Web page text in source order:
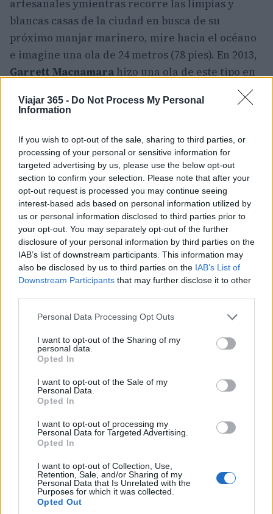
Viajar 365 - Do Not Process My Personal
Information
If you wish to opt-out of the sale, sharing to third parties, or
processing of your personal or sensitive information for
targeted advertising by us, please use the below opt-out
section to confirm your selection. Please note that after your
opt-out request is processed you may continue seeing
interest-based ads based on personal information utilized by
us or personal information disclosed to third parties prior to
your opt-out. You may separately opt-out of the further
disclosure of your personal information by third parties on the
IAB’s list of downstream participants. This information may
also be disclosed by us to third parties on the IAB’s List of
Downstream Participants that may further disclose it to other
Please note that this website/app uses one or more Google
not limited to your visit or usage behaviour. You may click to
grant or deny consent to Google and its third-party tags to
use your data for below specified purposes in below Google
consent section.
Personal Data Processing Opt Outs
I want to opt-out of the Sharing of my
personal data.
Opted In
I want to opt-out of the Sale of my
Personal Data.
Opted In
I want to opt-out of processing my
Personal Data for Targeted Advertising.
Opted In
I want to opt-out of Collection, Use,
Retention, Sale, and/or Sharing of my
Personal Data that Is Unrelated with the
Purposes for which it was collected.
Opted Out
artesanales ymientras recorre las limpias y
blancas casas de la ciudad en busca de su
próximo manjar marinero, mire hacia el océano
e imagine una ola de 24 metros (78 pies). En 2013,
Garrett Macnamara hizo una ola de este tipo en
grandes olas son causadas por un cañón
7. Castelo de Vide
EncontraráCastelo de Videsentado justo en el
centro de la frontera oriental dePortugal con
España, menos de 4.000 personas viven en esta
auténtica y pequeña ciudad, uno de los pocos
atractivos de la ciudad, además de su castillo
medieval, es el agua mineral cristalina, limpia y
refrescante que sale de varias fuentes pequeñas.
Aquí la vida transcurre lentamente, despierte
historias y haciendo ganchillo en los escalones
de sus casas, a los niños dando patadas a los
balones de fútbol en las estrechas callejuelas y a
los hombres jugando a las cartas delante de los
ciudad en la cima de una colina.
Tavira, a sólo tres kilómetros del océano en la
costa sur del Algarve, se mantiene en pie desde